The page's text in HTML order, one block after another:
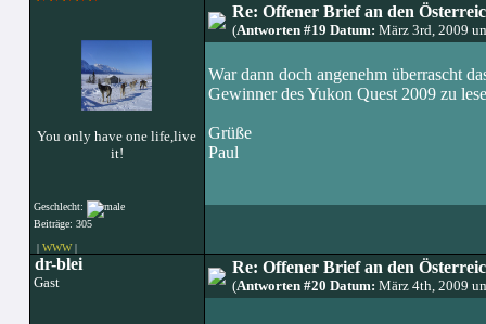
You only have one life,live
it!
Geschlecht:
Beiträge: 305
| WWW|
Re: Offener Brief an den
(Antworten #19 Datum: März 3rd, 2009
War dann doch angenehm überrascht
Gewinner des Yukon Quest 2009 zu
Grüße
Paul
dr-blei
Gast
Re: Offener Brief an den
(Antworten #20 Datum: März 4th, 2009